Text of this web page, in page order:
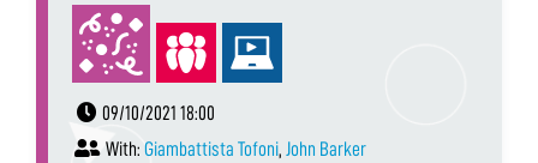
09/10/2021 18:00
With: Giambattista Tofoni, John Barker